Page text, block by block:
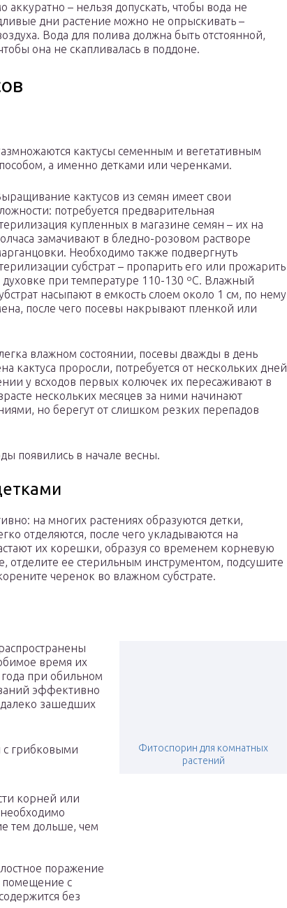
– нельзя допускать, чтобы вода не
дни растение можно не опрыскивать –
Вода для полива должна быть отстоянной,
она не скапливалась в поддоне.
кактусы семенным и вегетативным
а именно детками или черенками.
кактусов из семян имеет свои
потребуется предварительная
купленных в магазине семян – их на
замачивают в бледно-розовом растворе
Необходимо также подвергнуть
субстрат – пропарить его или прожарить
духовке при температуре 110-130 ºC. Влажный
насыпают в емкость слоем около 1 см, по нему
после чего посевы накрывают пленкой или
влажном состоянии, посевы дважды в день
кактуса проросли, потребуется от нескольких дней
у всходов первых колючек их пересаживают в
нескольких месяцев за ними начинают
но берегут от слишком резких перепадов
появились в начале весны.
на многих растениях образуются детки,
отделяются, после чего укладываются на
их корешки, образуя со временем корневую
отделите ее стерильным инструментом, подсушите
черенок во влажном субстрате.
Фитоспорин для комнатных
растений
время их
при обильном
эффективно
зашедших
с грибковыми
корней или
необходимо
тем дольше, чем
поражение
помещение с
без